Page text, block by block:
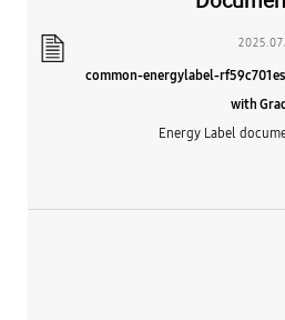
common-energylabel-
with
Energy Label